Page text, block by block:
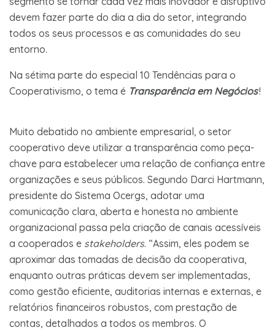
devem fazer parte do dia a dia do setor, integrando
todos os seus processos e as comunidades do seu
entorno.
Na sétima parte do especial 10 Tendências para o
Cooperativismo, o tema é Transparência em Negócios!
Muito debatido no ambiente empresarial, o setor
cooperativo deve utilizar a transparência como peça-
chave para estabelecer uma relação de confiança entre
organizações e seus públicos. Segundo Darci Hartmann,
presidente do Sistema Ocergs, adotar uma
comunicação clara, aberta e honesta no ambiente
organizacional passa pela criação de canais acessíveis
a cooperados e stakeholders. “Assim, eles podem se
aproximar das tomadas de decisão da cooperativa,
enquanto outras práticas devem ser implementadas,
como gestão eficiente, auditorias internas e externas, e
relatórios financeiros robustos, com prestação de
contas, detalhados a todos os membros. O